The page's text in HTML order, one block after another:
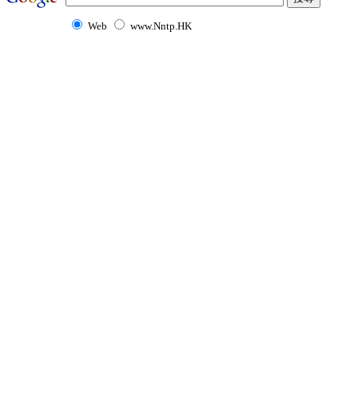
Web www.Nntp.HK